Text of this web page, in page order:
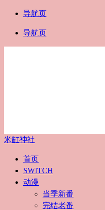
导航页
导航页
米缸神社
首页
SWITCH
动漫
当季新番
完结老番